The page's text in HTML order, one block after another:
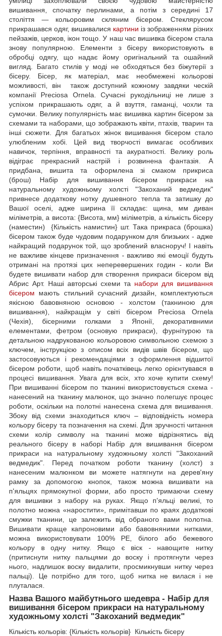
вишивання, спочатку перлинами, а потім з середині 17
століття — кольоровим скляним бісером. Стеклярусом
прикрашався одяг, вишивалися картини із зображенням різних
пейзажів, церков, ікон тощо. У наш час вишивка бісером стала
знову популярною. Елементи з бісеру використовують в
обробці одягу, що надає йому оригінальний та ошайний
вигляд. Багато стилів у моді не обходяться без біжутерії з
бісеру. Бісер, як матеріал, має необмежені кольорові
можливості, він також доступний кожному завдяки ческій
компанії Preciosa Ornela. Сучасні рукодільниці не лише з
успіхом прикрашають одяг, а й взуття, гаманці, чохли та
сумочки. Велику популярність має вишивка картин бісером за
схемами та наборами, що зображають квіти, птахів, тварин та
інші сюжети. Для багатьох жінок вишивання бісером стало
улюбленим хобі. Цей вид творчості вимагає особливих
навичок, терпіння, вправності та акуратності. Велику роль
відіграє прекрасний настрій і розвинена фантазія. А
придбана, вишита та оформлена зі смаком прикриса
(брош) Набір для вишивання бісером прикраси на
натуральному художньому холсті "Закоханий ведмедик"
привнесе додаткову нотку душевного тепла та затишку до
Вашої оселі, адже ширина її складає: щина, мм диван
міліметрів, а висота: {Висота, мм} міліметрів, а кількість бісеру
(наместин) {Кількість намистин} шт. Така прикраса (брошка)
бісером також буде чудовим подарунком для близьких - адже
найкращий подарунок той, що зроблений власноруч! І навіть
не важливе кінцеве призначення - важливо які емоції будуть
отримані на протязі цих неперевершених годин - коли Ви
будете вишивати набор для створення прикраси бісером від
Абрис Арт. Наші авторські схеми та набори для вишивання
бісером мають стильний сучасний дизайн, комплектуються
якісною бавовняною основою - холстом (такниною для
вишивання), найкращім у світі бісером Preciosa Ornela
(Чехія), бісерними голками з Японії, декоративними
елементами, фетром (основую прикраси), фурнітурою та
детальною надрукованою кольоровою символьною схемою з
ключем, інструкцією з описом всіх видів швів бісером, що
застосовуються і рекомендаціями з оформлення відшитої
бісером роботи, щоб навіть початківець легко орієнтувався в
процесі вишивання. Увага для всіх, хто хоче купити схему!
При вишиванні бісером по тканині використовується схема -
нанесений на тканину малюнок, що значно полегшує процес
роботи, оскільки на полотні нанесена схема для вишивання.
Збоку від схеми знаходиться ключ – відповідність номера
кольору бісеру та позначення на схемі. Для зручності читання
схеми колір символу на тканині може відрізнятись від
реального бісеру в наборі Набір для вишивання бісером
прикраси на натуральному художньому холсті "Закоханий
ведмедик". Перед початком роботи тканину (холст) з
нанесеним малюнком ви можете натягнути на дерев'яну
рамку за допомогою кнопок, також можна вишивати на
п'яльцях прямокутної форми, або просто тримаючи схему
для вишивки з набору на руках. Якщо п'яльці великі, то
полотно можна «наростити», примітавши по краях додаткові
смужки тканини, це залежить від обраного вами полотна.
Вишивати краще капроновими або бавовняними нитками,
можна використовувати 100% РЕ, білого або бежевого
кольору в одну нитку. Якщо є віск - навощите нитку
(притиснути нитку пальцями до воску і протягнути через
нього, надлишок воску видалити, просмикнувши нитку через
пальці). Це потрібно для того, щоб нитка не вилася і не
плуталася.
Назва Вашого майбутнього шедевра - Набір для
вишивання бісером прикраси на натуральному
художньому холсті "Закоханий ведмедик"
Кількість кольорів: {Кількість кольорів} Кількість бісеру